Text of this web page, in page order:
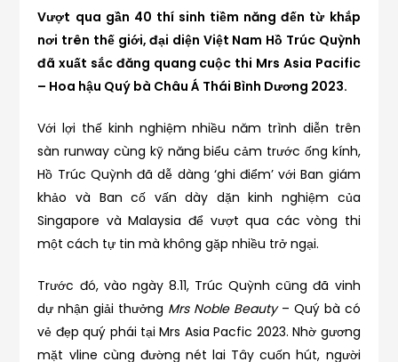
Vượt qua gần 40 thí sinh tiềm năng đến từ khắp
nơi trên thế giới, đại diện Việt Nam Hồ Trúc Quỳnh
đã xuất sắc đăng quang cuộc thi Mrs Asia Pacific
– Hoa hậu Quý bà Châu Á Thái Bình Dương 2023.
Với lợi thế kinh nghiệm nhiều năm trình diễn trên
sàn runway cùng kỹ năng biểu cảm trước ống kính,
Hồ Trúc Quỳnh đã dễ dàng ‘ghi điểm’ với Ban giám
khảo và Ban cố vấn dày dặn kinh nghiệm của
Singapore và Malaysia để vượt qua các vòng thi
một cách tự tin mà không gặp nhiều trở ngại.
Trước đó, vào ngày 8.11, Trúc Quỳnh cũng đã vinh
dự nhận giải thưởng Mrs Noble Beauty– Quý bà có
vẻ đẹp quý phái tại Mrs Asia Pacfic 2023. Nhờ gương
mặt vline cùng đường nét lai Tây cuốn hút, người